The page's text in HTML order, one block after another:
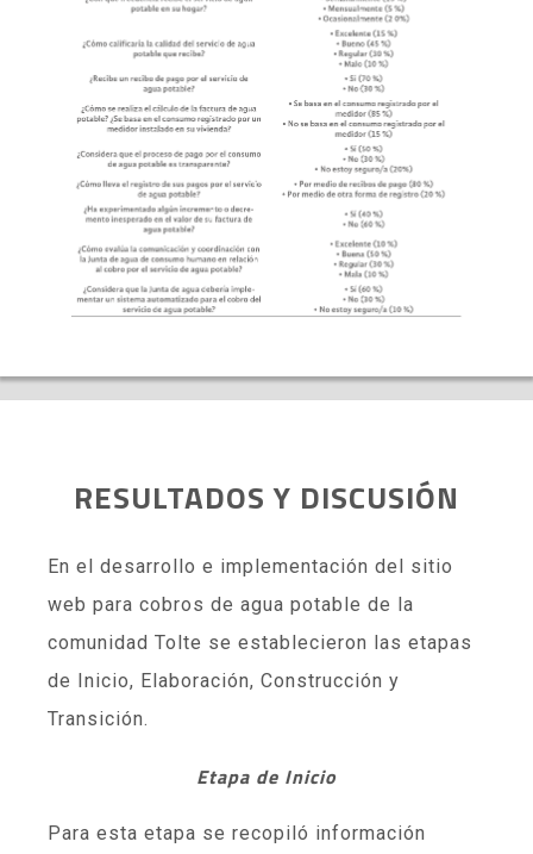
RESULTADOS Y DISCUSIÓN
En el desarrollo e implementación del sitio
web para cobros de agua potable de la
comunidad Tolte se establecieron las etapas
de Inicio, Elaboración, Construcción y
Transición.
Etapa de Inicio
Para esta etapa se recopiló información